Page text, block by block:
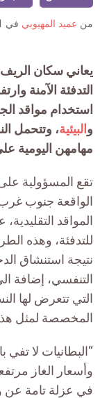
من عميد المهيوبي في
يعاني سكان
التدفئة الآمنة
استخدام مواقد
والبيئية، وتتحمل
مهامهن اليومية
تقع المسؤولية
الواقعة جنوب
المواقد
للتدفئة، وهذه
نتيجة استنشاق
التنفسي، إضافة
التي تتعرض لها
المخصصة لمثل
“البطانيات لا تفي
وأسعار الغاز
في عزلة تامة عن